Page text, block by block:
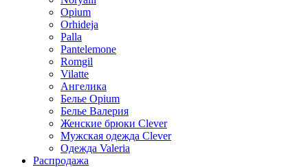
Opium
Orhideja
Palla
Pantelemone
Romgil
Vilatte
Ангелика
Белье Opium
Белье Валерия
Женские брюки Clever
Мужская одежда Clever
Одежда Valeria
Распродажа